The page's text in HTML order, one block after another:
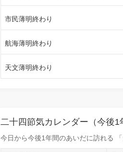
市民薄明終わり
航海薄明終わり
天文薄明終わり
二十四節気カレンダー（今後1
今日から今後1年間のあいだに訪れる